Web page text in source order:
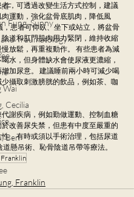
Fung, Sunny
Traumatology
Wai
Cecilia
Ben
，可透過改變生活方式控制，建議
運動，強化盆骨底肌肉，降低風
，患者可仰臥、坐下或站立，將盆骨
道和肛門肌肉用力緊閉，維持收縮
放鬆，再重複動作。 有些患者為減
水，但身體缺水會使尿液更濃縮，
加尿意。 建議睡前兩小時可減少喝
攝取刺激膀胱的飲品，例如茶、咖
謝疾病，例如勤做運動、控制血糖
改善尿失禁，但患有中度至嚴重的
，有時或須以手術治理，包括尿道
懸吊術、恥骨陰道吊帶等療法。
Franklin
Franklin